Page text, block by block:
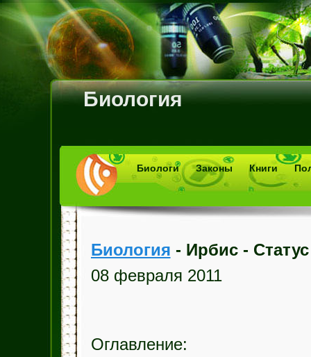
Биология
Биологи Законы Книги
Биология - Ирбис -
08 февраля 2011
Оглавление: